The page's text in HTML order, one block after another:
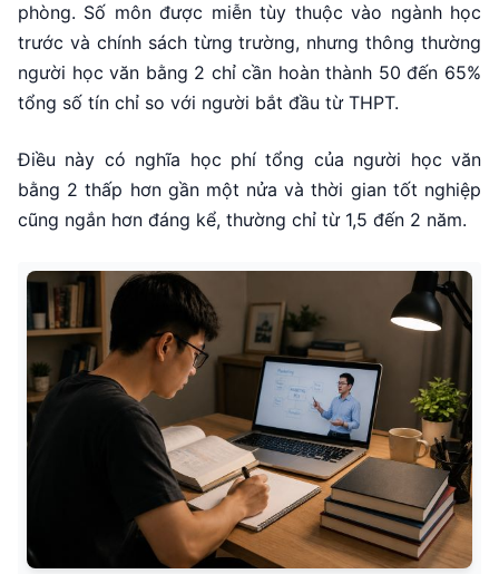
phòng. Số môn được miễn tùy thuộc vào ngành học
trước và chính sách từng trường, nhưng thông thường
người học văn bằng 2 chỉ cần hoàn thành 50 đến 65%
tổng số tín chỉ so với người bắt đầu từ THPT.
Điều này có nghĩa học phí tổng của người học văn
bằng 2 thấp hơn gần một nửa và thời gian tốt nghiệp
cũng ngắn hơn đáng kể, thường chỉ từ 1,5 đến 2 năm.